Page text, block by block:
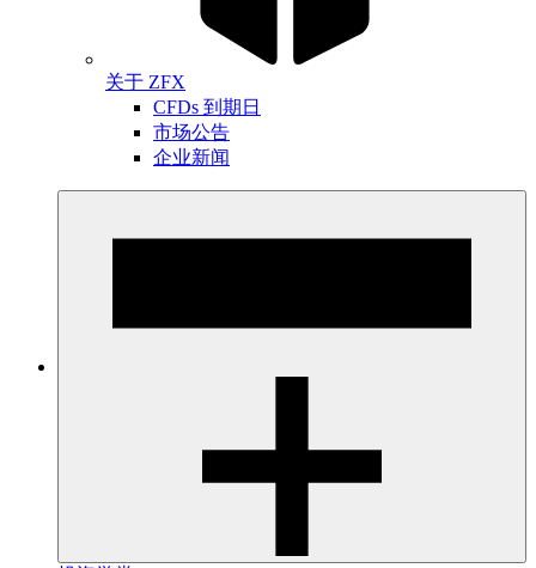
关于 ZFX
CFDs 到期日
市场公告
企业新闻